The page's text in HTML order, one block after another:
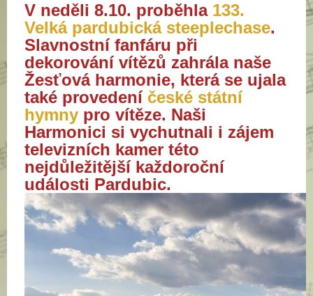
V neděli 8.10. proběhla 133.
Velká pardubická steeplechase.
Slavnostní fanfáru při
dekorování vítězů zahrála naše
Žesťová harmonie, která se ujala
také provedení české státní
hymny pro vítěze. Naši
Harmonici si vychutnali i zájem
televizních kamer této
nejdůležitější každoroční
události Pardubic.